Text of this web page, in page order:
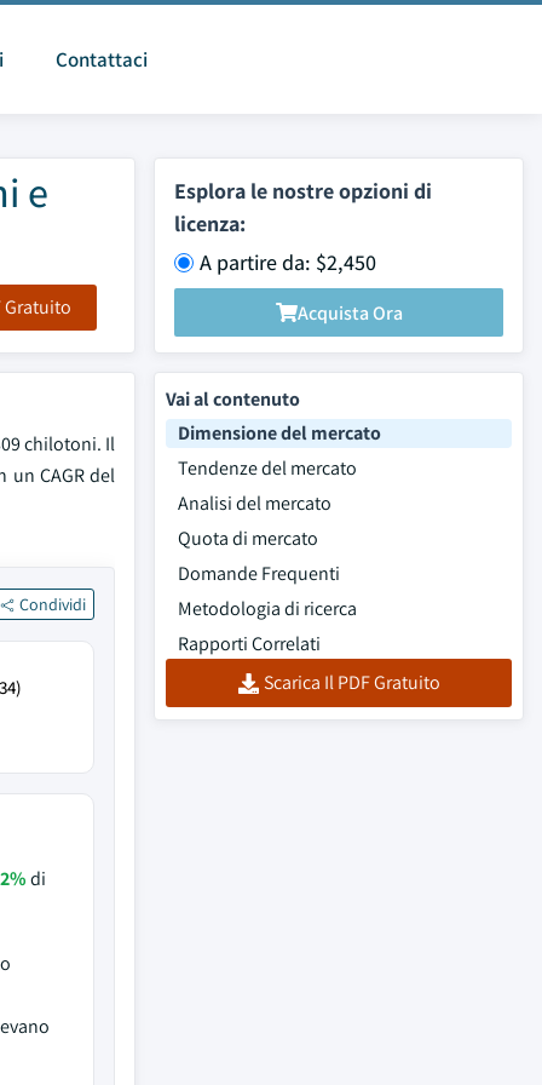
Contattaci
e
Gratuito
Esplora le nostre opzioni di
licenza:
A partire da: $2,450
Acquista Ora
chilotoni. Il
un CAGR del
Condividi
di
Vai al contenuto
Dimensione del mercato
Tendenze del mercato
Analisi del mercato
Quota di mercato
Domande Frequenti
Metodologia di ricerca
Rapporti Correlati
Scarica Il PDF Gratuito